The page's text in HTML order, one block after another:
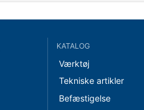
KATALOG
Værktøj
Tekniske artikler
Befæstigelse